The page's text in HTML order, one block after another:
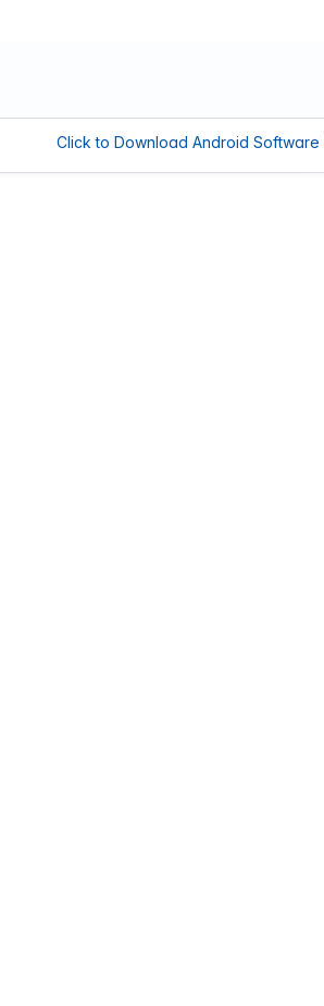
Click to Download Android Software (V+4)